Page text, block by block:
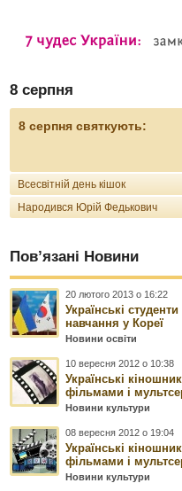
8 серпня
8 серпня святкують:
Всесвітній день кішок
Народився Юрій Федькович
Пов’язані Новини
20 лютого 2013 о 16:22
Українські
навчання у Кореї
Новини освіти
10 вересня 2012 о 10:38
Українські
фільмами і
Новини культури
08 вересня 2012 о 19:04
Українські
фільмами і
Новини культури